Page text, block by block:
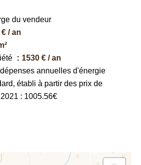
du vendeur
/ an
1530 € / an
annuelles d'énergie
établi à partir des prix de
: 1005.56€